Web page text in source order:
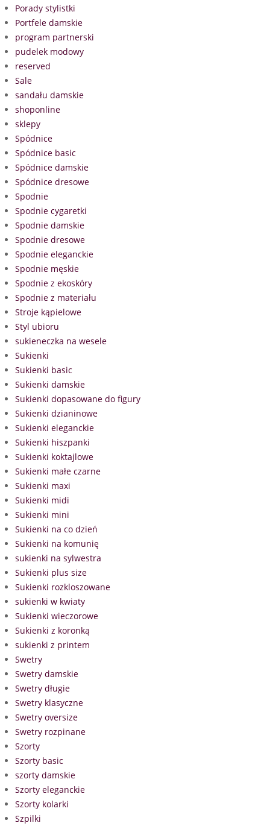
Porady stylistki
Portfele damskie
program partnerski
pudelek modowy
reserved
Sale
sandału damskie
shoponline
sklepy
Spódnice
Spódnice basic
Spódnice damskie
Spódnice dresowe
Spodnie
Spodnie cygaretki
Spodnie damskie
Spodnie dresowe
Spodnie eleganckie
Spodnie męskie
Spodnie z ekoskóry
Spodnie z materiału
Stroje kąpielowe
Styl ubioru
sukieneczka na wesele
Sukienki
Sukienki basic
Sukienki damskie
Sukienki dopasowane do figury
Sukienki dzianinowe
Sukienki eleganckie
Sukienki hiszpanki
Sukienki koktajlowe
Sukienki małe czarne
Sukienki maxi
Sukienki midi
Sukienki mini
Sukienki na co dzień
Sukienki na komunię
sukienki na sylwestra
Sukienki plus size
Sukienki rozkloszowane
sukienki w kwiaty
Sukienki wieczorowe
Sukienki z koronką
sukienki z printem
Swetry
Swetry damskie
Swetry długie
Swetry klasyczne
Swetry oversize
Swetry rozpinane
Szorty
Szorty basic
szorty damskie
Szorty eleganckie
Szorty kolarki
Szpilki